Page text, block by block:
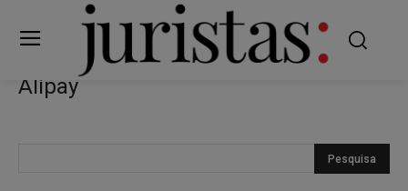
Alipay